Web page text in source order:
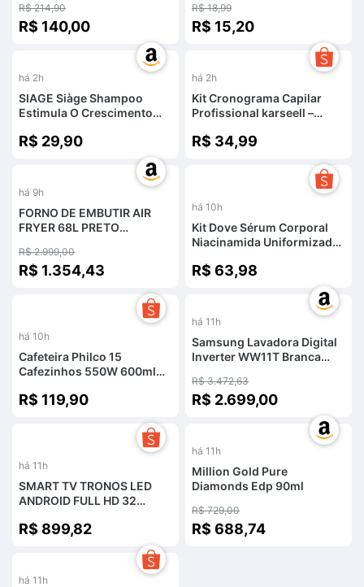
Cabelos Finos e Afinados,
Reduz Quebra e Pontas
Duplas, Proporciona Brilho,
Suavidade e Densidade aos
Fios, 250g
R$ 214,90
R$ 140,00
275gr
R$ 18,99
R$ 15,20
há 2h
SIAGE Siàge Shampoo
Estimula O Crescimento
R$ 29,90
há 2h
Kit Cronograma Capilar
Profissional karseell –
casa!
R$ 34,99
há 9h
FORNO DE EMBUTIR AIR
FRYER 68L PRETO
R$ 2.999,00
R$ 1.354,43
há 10h
Kit Dove Sérum Corporal
Niacinamida Uniformizador
Reparador 110ml
R$ 63,98
há 10h
Cafeteira Philco 15
Cafezinhos 550W 600ml
R$ 119,90
-22 há 11h
Samsung Lavadora Digital
Inverter WW11T Branca
R$ 3.472,63
R$ 2.699,00
há 11h
SMART TV TRONOS LED
ANDROID FULL HD 32
R$ 899,82
- há 11h
Million Gold Pure
Diamonds Edp 90ml
R$ 729,00
R$ 688,74
há 11h